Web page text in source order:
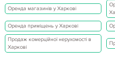
Оренда магазинів у Харкові
Оренда приміщень у Харкові
Продаж комерційної нерухомості в
Харкові